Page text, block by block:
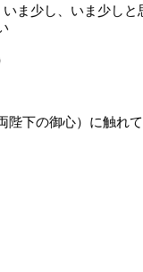
ま少し、いま少しと
陛下の御心）に触れて